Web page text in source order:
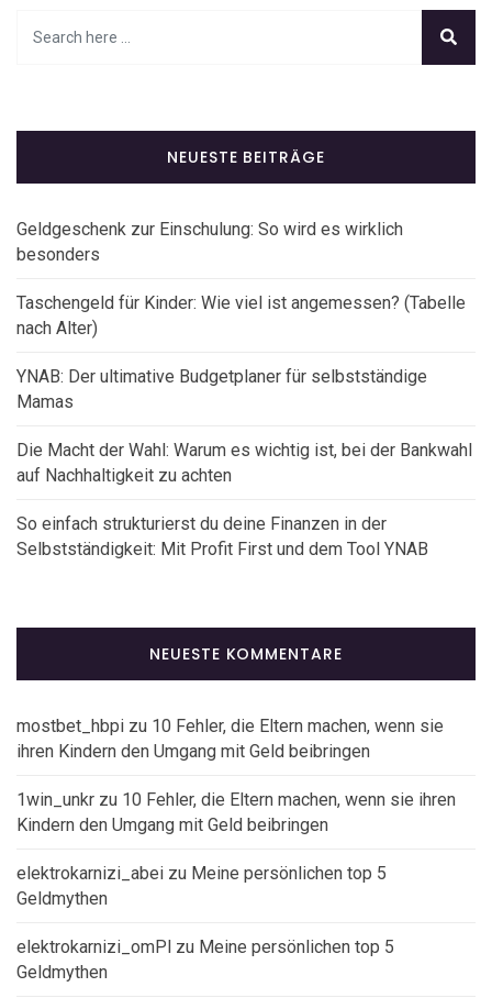
NEUESTE BEITRÄGE
Geldgeschenk zur Einschulung: So wird es wirklich
besonders
Taschengeld für Kinder: Wie viel ist angemessen? (Tabelle
nach Alter)
YNAB: Der ultimative Budgetplaner für selbstständige
Mamas
Die Macht der Wahl: Warum es wichtig ist, bei der Bankwahl
auf Nachhaltigkeit zu achten
So einfach strukturierst du deine Finanzen in der
Selbstständigkeit: Mit Profit First und dem Tool YNAB
NEUESTE KOMMENTARE
mostbet_hbpi zu 10 Fehler, die Eltern machen, wenn sie
ihren Kindern den Umgang mit Geld beibringen
1win_unkr zu 10 Fehler, die Eltern machen, wenn sie ihren
Kindern den Umgang mit Geld beibringen
elektrokarnizi_abei zu Meine persönlichen top 5
Geldmythen
elektrokarnizi_omPl zu Meine persönlichen top 5
Geldmythen